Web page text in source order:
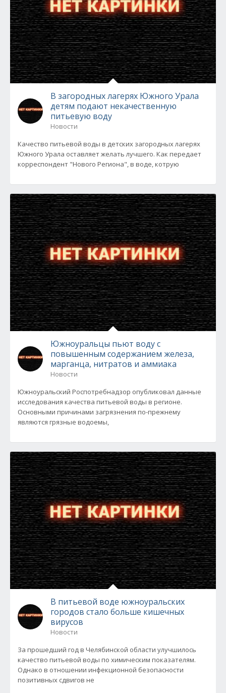
В загородных лагерях Южного Урала
детям подают некачественную
питьевую воду
Новости
Качество питьевой воды в детских загородных лагерях
Южного Урала оставляет желать лучшего. Как передает
корреспондент "Нового Региона", в воде, котрую
Южноуральцы пьют воду с
повышенным содержанием железа,
марганца, нитратов и аммиака
Новости
Южноуральский Роспотребнадзор опубликовал данные
исследования качества питьевой воды в регионе.
Основными причинами загрязнения по-прежнему
являются грязные водоемы,
В питьевой воде южноуральских
городов стало больше кишечных
вирусов
Новости
За прошедший год в Челябинской области улучшилось
качество питьевой воды по химическим показателям.
Однако в отношении инфекционной безопасности
позитивных сдвигов не